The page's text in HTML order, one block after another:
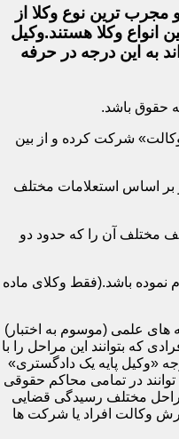
مجرب ترین نوع وکلا از
انواع وکلا هستند.وکیل
به این درجه در حرفه
شرکت کرده و از بین
بر اساس استعلامات مختلف
مختلف آن را که حدود دو
نموده باشد.(فقط وکلای ماده
های علمی (موسوم به اختبار)
که بتوانند این مراحل را با
«وکیل پایه یک دادگستری»
در تمامی محاکم حقوقی
مراحل مختلف رسیدگی قضایی
وکالت افراد یا شرکت ها